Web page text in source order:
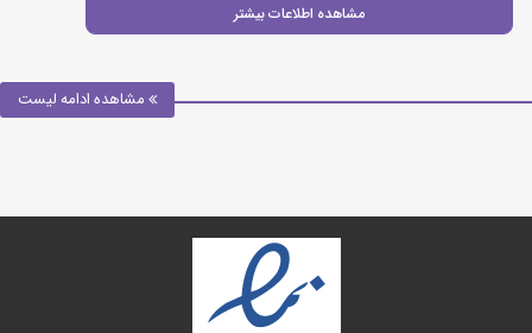
مشاهده اطلاعات بیشتر
مشاهده ادامه لیست